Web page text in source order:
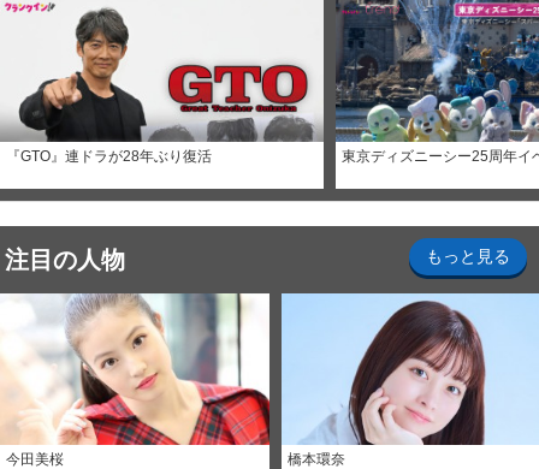
『GTO』連ドラが28年ぶり復活 東京ディズニーシー25周年イ
注目の人物 もっと見る
今田美桜 橋本環奈